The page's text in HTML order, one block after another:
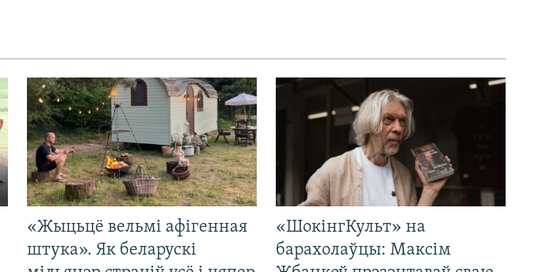
«Жыцьцё вельмі афігенная
штука». Як беларускі
«ШокінгКульт» на
барахолаўцы: Максім